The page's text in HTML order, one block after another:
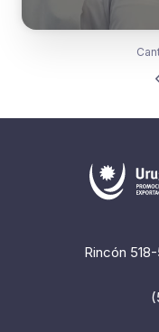
Rincón